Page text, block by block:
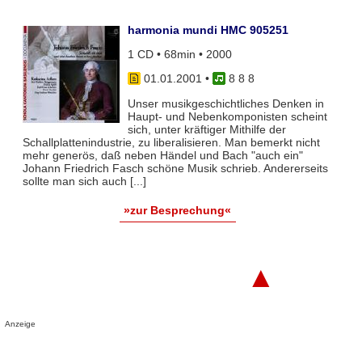
harmonia mundi HMC 905251
1 CD • 68min • 2000
01.01.2001 •
8 8 8
Unser musikgeschichtliches Denken in
Haupt- und Nebenkomponisten scheint
sich, unter kräftiger Mithilfe der
Schallplattenindustrie, zu liberalisieren. Man bemerkt nicht
mehr generös, daß neben Händel und Bach "auch ein"
Johann Friedrich Fasch schöne Musik schrieb. Andererseits
sollte man sich auch [...]
»zur Besprechung«
▲
Anzeige